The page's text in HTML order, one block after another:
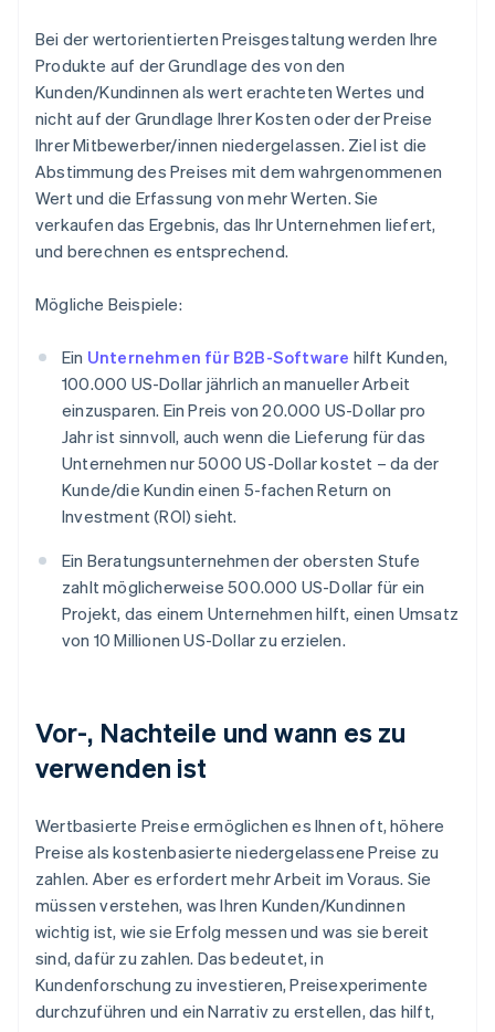
Bei der wertorientierten Preisgestaltung werden Ihre
Produkte auf der Grundlage des von den
Kunden/Kundinnen als wert erachteten Wertes und
nicht auf der Grundlage Ihrer Kosten oder der Preise
Ihrer Mitbewerber/innen niedergelassen. Ziel ist die
Abstimmung des Preises mit dem wahrgenommenen
Wert und die Erfassung von mehr Werten. Sie
verkaufen das Ergebnis, das Ihr Unternehmen liefert,
und berechnen es entsprechend.
Mögliche Beispiele:
Ein Unternehmen für B2B-Software hilft Kunden,
100.000 US-Dollar jährlich an manueller Arbeit
einzusparen. Ein Preis von 20.000 US-Dollar pro
Jahr ist sinnvoll, auch wenn die Lieferung für das
Unternehmen nur 5000 US-Dollar kostet – da der
Kunde/die Kundin einen 5-fachen Return on
Investment (ROI) sieht.
Ein Beratungsunternehmen der obersten Stufe
zahlt möglicherweise 500.000 US-Dollar für ein
Projekt, das einem Unternehmen hilft, einen Umsatz
von 10 Millionen US-Dollar zu erzielen.
Vor-, Nachteile und wann es zu
verwenden ist
‍Wertbasierte Preise ermöglichen es Ihnen oft, höhere
Preise als kostenbasierte niedergelassene Preise zu
zahlen. Aber es erfordert mehr Arbeit im Voraus. Sie
müssen verstehen, was Ihren Kunden/Kundinnen
wichtig ist, wie sie Erfolg messen und was sie bereit
sind, dafür zu zahlen. Das bedeutet, in
Kundenforschung zu investieren, Preisexperimente
durchzuführen und ein Narrativ zu erstellen, das hilft,